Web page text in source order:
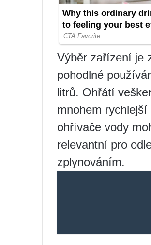
Výběr zařízení je
pohodlné
litrů. Ohřátí
mnohem
ohřívače vody
relevantní pro
zplynováním.